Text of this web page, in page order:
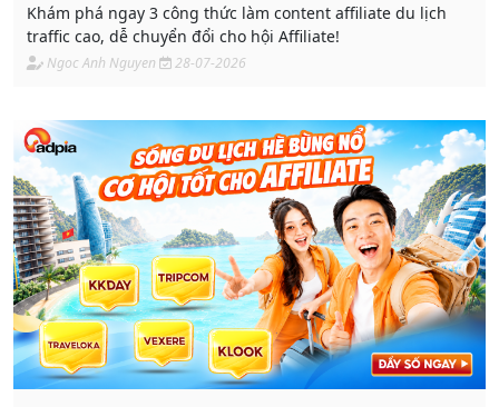
Khám phá ngay 3 công thức làm content affiliate du lịch
traffic cao, dễ chuyển đổi cho hội Affiliate!
Ngoc Anh Nguyen 28-07-2026